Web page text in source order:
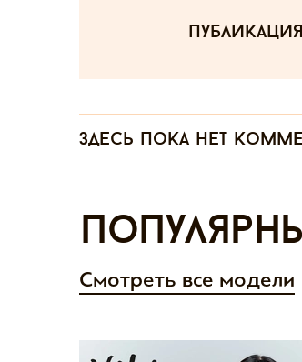
Здесь пока нет
Смотреть все модели